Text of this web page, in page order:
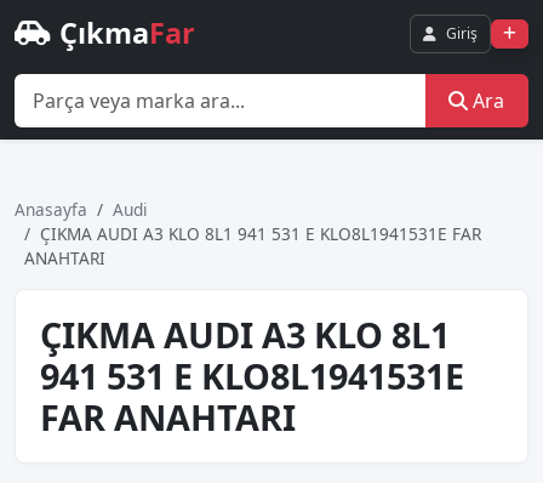
ÇıkmaFar Giriş
Ara
Anasayfa
Audi
ÇIKMA AUDI A3 KLO 8L1 941 531 E KLO8L1941531E FAR
ANAHTARI
ÇIKMA AUDI A3 KLO 8L1
941 531 E KLO8L1941531E
FAR ANAHTARI